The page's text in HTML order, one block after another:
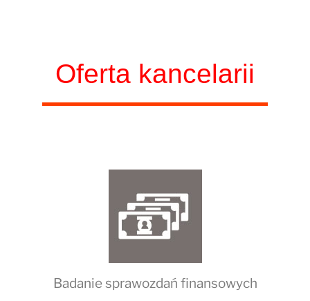
Oferta kancelarii
Badanie sprawozdań finansowych